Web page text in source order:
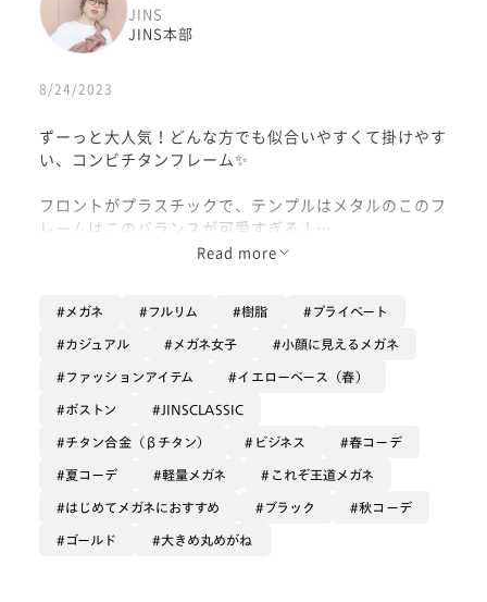
JINS
JINS本部
8/24/2023
ずーっと大人気！どんな方でも似合いやすくて掛けやす
い、コンビチタンフレーム✨
フロントがプラスチックで、テンプルはメタルのこのフ
レームはこのバランスが可愛すぎる！
カジュアルでもフォーマルでも合わせやすいので、お仕
玉型も優しいボストンで柔らかく見せてくれますが、縦
幅は大きすぎないのでマスクとの併用でもスッキリ掛け
られて、スマートな印象も残してくれます！
そして、お鼻のブリッジ部分もメタルなのがポイント！
アクセサリーみたいで可愛すぎますよね〜💍
素材も軽くて柔らかいβチタンを使用しているので、長
Read more
メガネ フルリム 樹脂 プライベート
カジュアル メガネ女子 小顔に見えるメガネ
ファッションアイテム イエローベース（春）
ボストン JINSCLASSIC
チタン合金（βチタン） ビジネス 春コーデ
夏コーデ 軽量メガネ これぞ王道メガネ
はじめてメガネにおすすめ ブラック 秋コーデ
ゴールド 大きめ丸めがね